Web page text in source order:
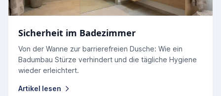
Sicherheit im Badezimmer
Von der Wanne zur barrierefreien Dusche: Wie ein
Badumbau Stürze verhindert und die tägliche Hygiene
wieder erleichtert.
Artikel lesen